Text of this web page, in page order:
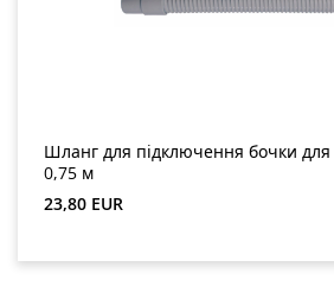
Шланг для підключення бочки
0,75 м
Звичайна ціна:
23,80 EUR